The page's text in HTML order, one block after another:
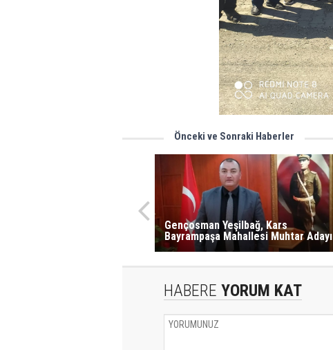
Önceki ve Sonraki Haberler
Gençosman Yeşilbağ, Kars
Bayrampaşa Mahallesi Muhtar Adayı
HABERE YORUM KAT